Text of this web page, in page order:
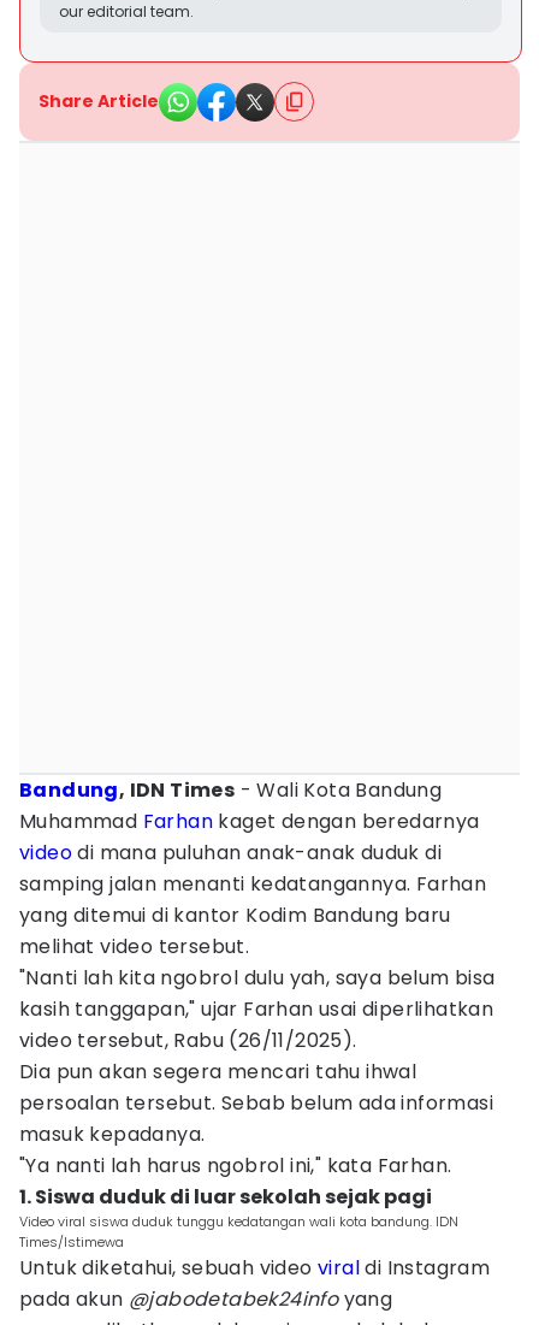
our editorial team.
Share Article
Bandung, IDN Times - Wali Kota Bandung
Muhammad Farhan kaget dengan beredarnya
videodi mana puluhan anak-anak duduk di
samping jalan menanti kedatangannya. Farhan
yang ditemui di kantor Kodim Bandung baru
melihat video tersebut.
"Nanti lah kita ngobrol dulu yah, saya belum bisa
kasih tanggapan," ujar Farhan usai diperlihatkan
video tersebut, Rabu (26/11/2025).
Dia pun akan segera mencari tahu ihwal
persoalan tersebut. Sebab belum ada informasi
masuk kepadanya.
"Ya nanti lah harus ngobrol ini," kata Farhan.
1. Siswa duduk di luar sekolah sejak pagi
Video viral siswa duduk tunggu kedatangan wali kota bandung. IDN
Times/Istimewa
Untuk diketahui, sebuah video viraldi Instagram
pada akun @jabodetabek24infoyang